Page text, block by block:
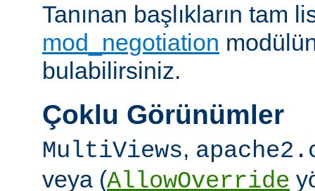
Tanınan başlıkların tam
mod_negotiation
bulabilirsiniz.
Çoklu Görünümler
MultiViews,
veya (AllowOverride